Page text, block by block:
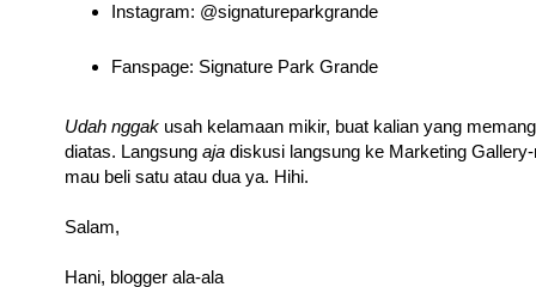
Instagram: @signatureparkgrande
Fanspage: Signature Park Grande
Udah nggak usah kelamaan mikir, buat kalian yang
diatas. Langsung aja diskusi langsung ke Marketing
mau beli satu atau dua ya. Hihi.
Salam,
Hani, blogger ala-ala